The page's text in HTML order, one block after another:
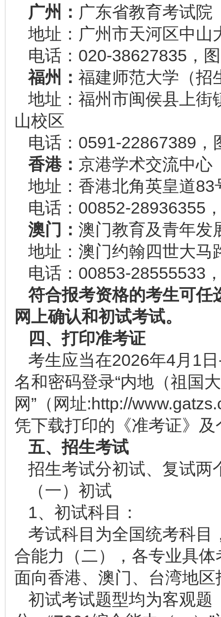
广州： 广东省教育考试
地址：广州市天河区中山
电话：020-38627835，
福州： 福建师范大学（招
地址：福州市闽侯县上街
山校区
电话：0591-22867389
香港： 京港学术交流中
地址：香港北角英皇道
电话：00852-28936355
澳门： 澳门教育及青年
地址：澳门约翰四世大马
电话：00853-28555533
符合报考资格的考生可任
网上确认和初试考试。
四、打印准考证
考生应当在2026年4月1
名和密码登录“内地（祖国
网”（网址:http://
凭下载打印的《准考证》
五、招生考试
招生考试分初试、复试两
（一）初试
1、初试科目：
考试科目为全国统考科目
合能力（二），各专业具
面向香港、澳门、台湾地
初试考试题型均为客观题